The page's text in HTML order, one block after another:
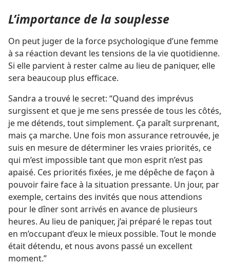
L’importance de la souplesse
On peut juger de la force psychologique d’une femme
à sa réaction devant les tensions de la vie quotidienne.
Si elle parvient à rester calme au lieu de paniquer, elle
sera beaucoup plus efficace.
Sandra a trouvé le secret: “Quand des imprévus
surgissent et que je me sens pressée de tous les côtés,
je me détends, tout simplement. Ça paraît surprenant,
mais ça marche. Une fois mon assurance retrouvée, je
suis en mesure de déterminer les vraies priorités, ce
qui m’est impossible tant que mon esprit n’est pas
apaisé. Ces priorités fixées, je me dépêche de façon à
pouvoir faire face à la situation pressante. Un jour, par
exemple, certains des invités que nous attendions
pour le dîner sont arrivés en avance de plusieurs
heures. Au lieu de paniquer, j’ai préparé le repas tout
en m’occupant d’eux le mieux possible. Tout le monde
était détendu, et nous avons passé un excellent
moment.”